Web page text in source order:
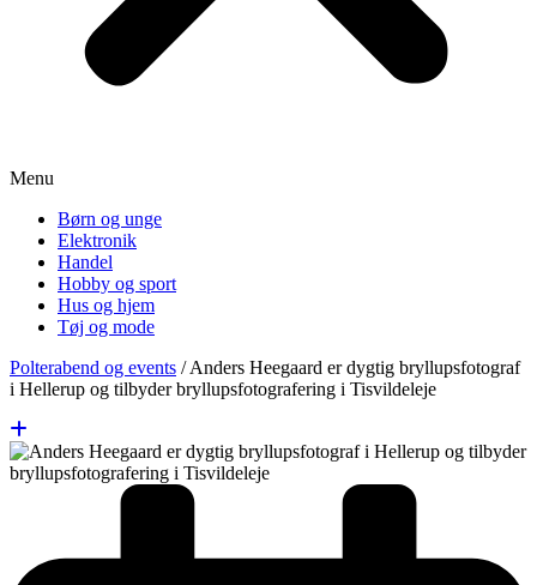
Menu
Børn og unge
Elektronik
Handel
Hobby og sport
Hus og hjem
Tøj og mode
Polterabend og events /Anders Heegaard er dygtig bryllupsfotograf
i Hellerup og tilbyder bryllupsfotografering i Tisvildeleje